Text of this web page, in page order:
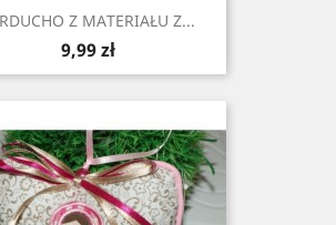
Z MATERIAŁU Z...
Cena
9,99 zł